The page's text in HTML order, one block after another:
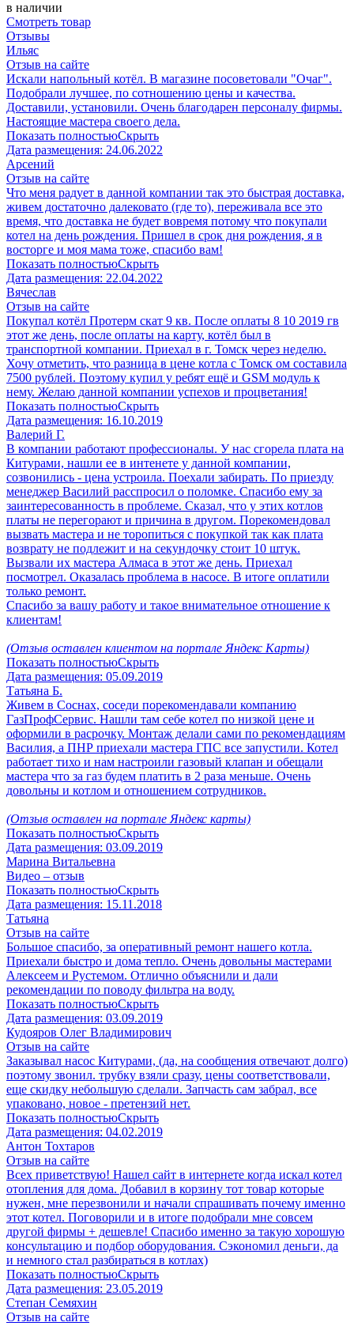
в наличии
Смотреть товар
Отзывы
Ильяс
Отзыв на сайте
Искали напольный котёл. В магазине посоветовали "Очаг".
Подобрали лучшее, по сотношению цены и качества.
Доставили, установили. Очень благодарен персоналу фирмы.
Настоящие мастера своего дела.
Показать полностьюСкрыть
Дата размещения: 24.06.2022
Арсений
Отзыв на сайте
Что меня радует в данной компании так это быстрая доставка,
живем достаточно далековато (где то), переживала все это
время, что доставка не будет вовремя потому что покупали
котел на день рождения. Пришел в срок дня рождения, я в
восторге и моя мама тоже, спасибо вам!
Показать полностьюСкрыть
Дата размещения: 22.04.2022
Вячеслав
Отзыв на сайте
Покупал котёл Протерм скат 9 кв. После оплаты 8 10 2019 гв
этот же день, после оплаты на карту, котёл был в
транспортной компании. Приехал в г. Томск через неделю.
Хочу отметить, что разница в цене котла с Томск ом составила
7500 рублей. Поэтому купил у ребят ещё и GSM модуль к
нему. Желаю данной компании успехов и процветания!
Показать полностьюСкрыть
Дата размещения: 16.10.2019
Валерий Г.
В компании работают профессионалы. У нас сгорела плата на
Китурами, нашли ее в интенете у данной компании,
созвонились - цена устроила. Поехали забирать. По приезду
менеджер Василий расспросил о поломке. Спасибо ему за
заинтересованность в проблеме. Сказал, что у этих котлов
платы не перегорают и причина в другом. Порекомендовал
вызвать мастера и не торопиться с покупкой так как плата
возврату не подлежит и на секундочку стоит 10 штук.
Вызвали их мастера Алмаса в этот же день. Приехал
посмотрел. Оказалась проблема в насосе. В итоге оплатили
только ремонт.
Спасибо за вашу работу и такое внимательное отношение к
клиентам!
(Отзыв оставлен клиентом на портале Яндекс Карты)
Показать полностьюСкрыть
Дата размещения: 05.09.2019
Татьяна Б.
Живем в Соснах, соседи порекомендавали компанию
ГазПрофСервис. Нашли там себе котел по низкой цене и
оформили в расрочку. Монтаж делали сами по рекомендациям
Василия, а ПНР приехали мастера ГПС все запустили. Котел
работает тихо и нам настроили газовый клапан и обещали
мастера что за газ будем платить в 2 раза меньше. Очень
довольны и котлом и отношением сотрудников.
(Отзыв оставлен на портале Яндекс карты)
Показать полностьюСкрыть
Дата размещения: 03.09.2019
Марина Витальевна
Видео – отзыв
Показать полностьюСкрыть
Дата размещения: 15.11.2018
Татьяна
Отзыв на сайте
Большое спасибо, за оперативный ремонт нашего котла.
Приехали быстро и дома тепло. Очень довольны мастерами
Алексеем и Рустемом. Отлично объяснили и дали
рекомендации по поводу фильтра на воду.
Показать полностьюСкрыть
Дата размещения: 03.09.2019
Кудояров Олег Владимирович
Отзыв на сайте
Заказывал насос Китурами, (да, на сообщения отвечают долго)
поэтому звонил. трубку взяли сразу, цены соответствовали,
еще скидку небольшую сделали. Запчасть сам забрал, все
упаковано, новое - претензий нет.
Показать полностьюСкрыть
Дата размещения: 04.02.2019
Антон Тохтаров
Отзыв на сайте
Всех приветствую! Нашел сайт в интернете когда искал котел
отопления для дома. Добавил в корзину тот товар которые
нужен, мне перезвонили и начали спрашивать почему именно
этот котел. Поговорили и в итоге подобрали мне совсем
другой фирмы + дешевле! Спасибо именно за такую хорошую
консультацию и подбор оборудования. Сэкономил деньги, да
и немного стал разбираться в котлах)
Показать полностьюСкрыть
Дата размещения: 23.05.2019
Степан Семяхин
Отзыв на сайте